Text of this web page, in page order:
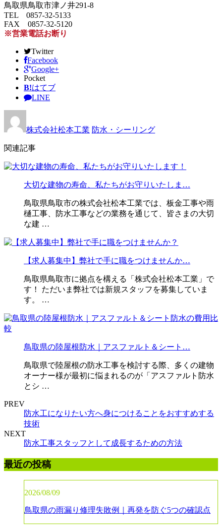
鳥取県鳥取市津ノ井291-8
TEL 0857-32-5133
FAX 0857-32-5120
※営業電話お断り
Twitter
Facebook
Google+
Pocket
B!はてブ
LINE
株式会社松本工業 防水・シーリング
関連記事
大切な建物の寿命、私たちがお守りいたしま…
鳥取県鳥取市の株式会社松本工業では、板金工事や雨
樋工事、防水工事などの業務を通じて、皆さまの大切
な建 …
【求人募集中】弊社で手に職をつけませんか…
鳥取県鳥取市に拠点を構える「株式会社松本工業」で
す！ ただいま弊社では新規スタッフを募集していま
す。 …
鳥取県の陸屋根防水｜アスファルト＆シート…
鳥取県で陸屋根の防水工事を検討する際、多くの建物
オーナー様が最初に悩まれるのが「アスファルト防水
とシ …
PREV
防水工になりたい方へ身につけることをおすすめする
技術
NEXT
防水工事スタッフとして成長するための方法
最近の投稿
2026/08/09
鳥取県の雨漏り修理失敗例｜再発を防ぐ5つの確認点